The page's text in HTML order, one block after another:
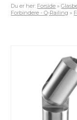
Du er her: Forside »
Forbindere - Q-Railing »